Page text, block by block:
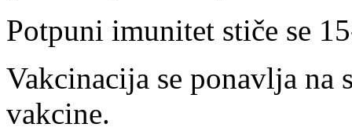
Potpuni imunitet stiče se
Vakcinacija se ponavlja na
vakcine.